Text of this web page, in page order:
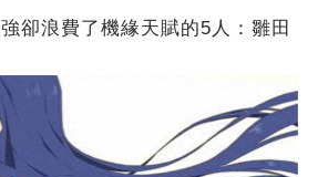
卻浪費了機緣天賦的5人：雛田